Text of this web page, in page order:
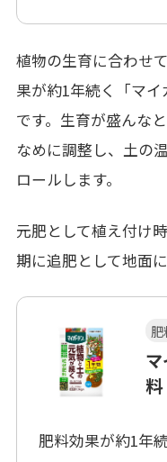
植物の生育に合わせ
果が約1年続く「マ
です。生育が盛んな
なめに調整し、土の
ロールします。
元肥として植え付け
期に追肥として地面
料
肥料効果が約1年